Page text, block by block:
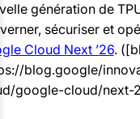
génération de
sécuriser et
Cloud Next ’26.
blog.google/
google-cloud/next-